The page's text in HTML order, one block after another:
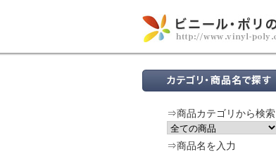
⇒商品カテゴリから検索
⇒商品名を入力